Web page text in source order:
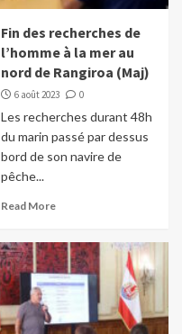
Fin des recherches de
l’homme à la mer au
nord de Rangiroa (Maj)
6 août 2023 0
Les recherches durant 48h
du marin passé par dessus
bord de son navire de
pêche...
Read More